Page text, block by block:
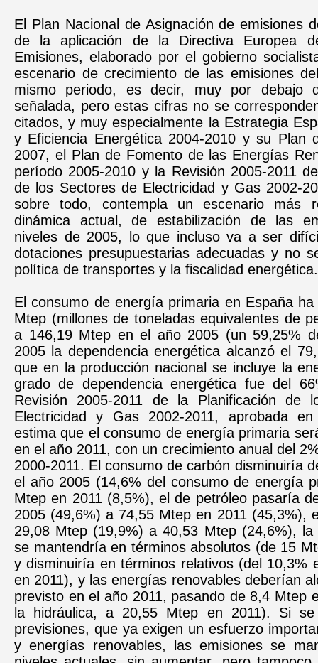
El Plan Nacional de Asignación de emisiones
de la aplicación de la Directiva Europea
Emisiones, elaborado por el gobierno
escenario de crecimiento de las emisiones
mismo periodo, es decir, muy por debajo
señalada, pero estas cifras no se
citados, y muy especialmente la Estrategia
y Eficiencia Energética 2004-2010 y su Plan
2007, el Plan de Fomento de las Energías
período 2005-2010 y la Revisión 2005-2011
de los Sectores de Electricidad y Gas 2002-
sobre todo, contempla un escenario más
dinámica actual, de estabilización de las
niveles de 2005, lo que incluso va a ser
dotaciones presupuestarias adecuadas y no
política de transportes y la fiscalidad energética.
El consumo de energía primaria en España
Mtep (millones de toneladas equivalentes de
a 146,19 Mtep en el año 2005 (un 59,25%
2005 la dependencia energética alcanzó el
que en la producción nacional se incluye la
grado de dependencia energética fue del
Revisión 2005-2011 de la Planificación de
Electricidad y Gas 2002-2011, aprobada
estima que el consumo de energía primaria
en el año 2011, con un crecimiento anual del
2000-2011. El consumo de carbón disminuiría
el año 2005 (14,6% del consumo de energía
Mtep en 2011 (8,5%), el de petróleo pasaría
2005 (49,6%) a 74,55 Mtep en 2011 (45,3%),
29,08 Mtep (19,9%) a 40,53 Mtep (24,6%), la
se mantendría en términos absolutos (de 15
y disminuiría en términos relativos (del 10,3%
en 2011), y las energías renovables deberían
previsto en el año 2011, pasando de 8,4 Mtep
la hidráulica, a 20,55 Mtep en 2011). Si se
previsiones, que ya exigen un esfuerzo
y energías renovables, las emisiones se